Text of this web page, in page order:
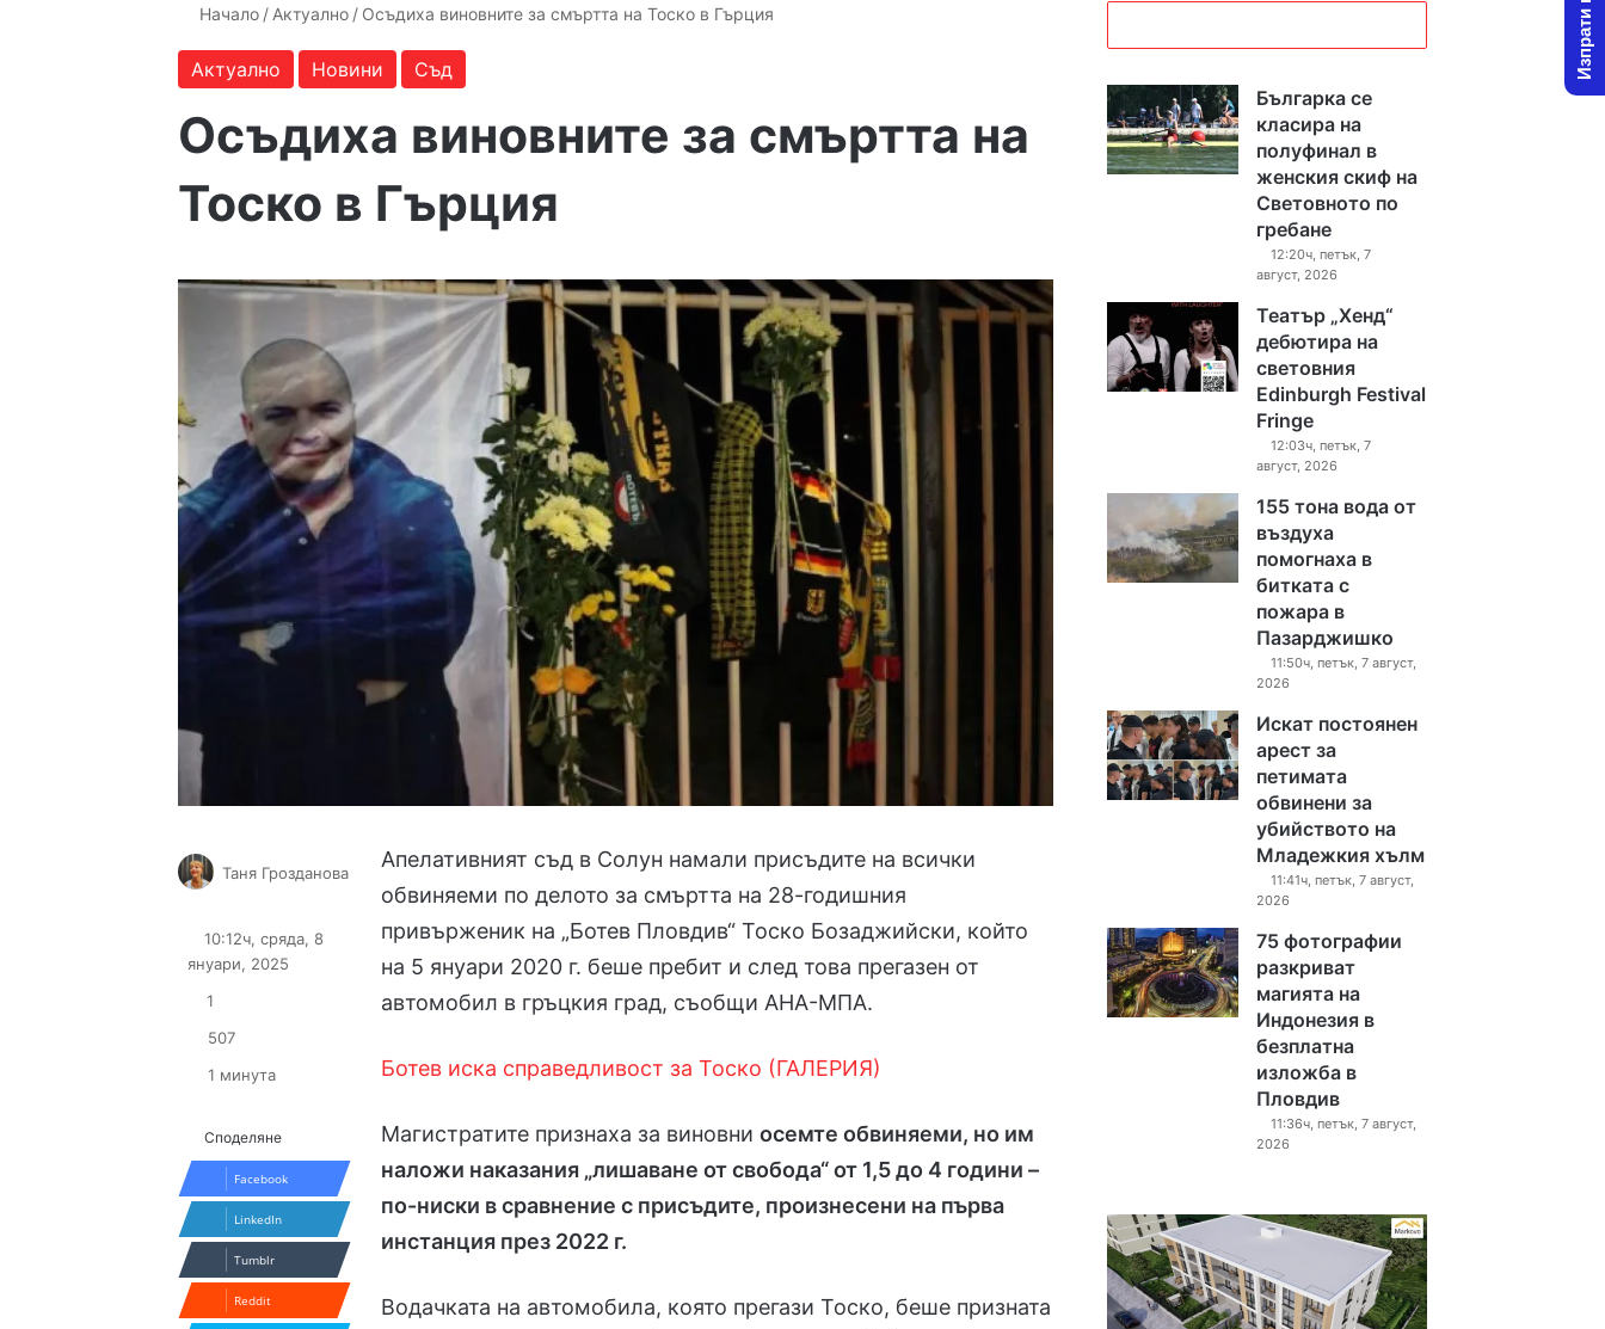
Начало / Актуално / Осъдиха виновните за смъртта на Тоско в Гърция
Актуално Новини Съд
Осъдиха виновните за смъртта на
Тоско в Гърция
Апелативният съд в Солун намали присъдите на всички
обвиняеми по делото за смъртта на 28-годишния
привърженик на „Ботев Пловдив“ Тоско Бозаджийски, който
на 5 януари 2020 г. беше пребит и след това прегазен от
автомобил в гръцкия град, съобщи АНА-МПА.
Ботев иска справедливост за Тоско (ГАЛЕРИЯ)
Магистратите признаха за виновниосемте обвиняеми, но им
наложи наказания „лишаване от свобода“ от 1,5 до 4 години –
по-ниски в сравнение с присъдите, произнесени на първа
инстанция през 2022 г.
Водачката на автомобила, която прегази Тоско, беше призната
Таня Грозданова
email
10:12ч, сряда, 8
януари, 2025
1
507
1 минута
Споделяне
Facebook
LinkedIn
Tumblr
Reddit
Българка се
класира на
полуфинал в
женския скиф на
Световното по
гребане
12:20ч, петък, 7
август, 2026
Театър „Хенд“
дебютира на
световния
Edinburgh Festival
Fringe
12:03ч, петък, 7
август, 2026
155 тона вода от
въздуха
помогнаха в
битката с
пожара в
Пазарджишко
11:50ч, петък, 7 август,
2026
Искат постоянен
арест за
петимата
обвинени за
убийството на
Младежкия хълм
11:41ч, петък, 7 август,
2026
75 фотографии
разкриват
магията на
Индонезия в
безплатна
изложба в
Пловдив
11:36ч, петък, 7 август,
2026